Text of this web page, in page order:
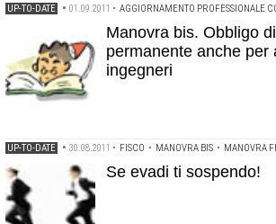
UP-TO-DATE • 01.09.2011 • AGGIORNAMENTO PROFESSIONALE
Manovra bis. Obbligo
permanente anche per
ingegneri
UP-TO-DATE • 30.08.2011 • FISCO • MANOVRA BIS • MANOVRA
Se evadi ti sospendo!